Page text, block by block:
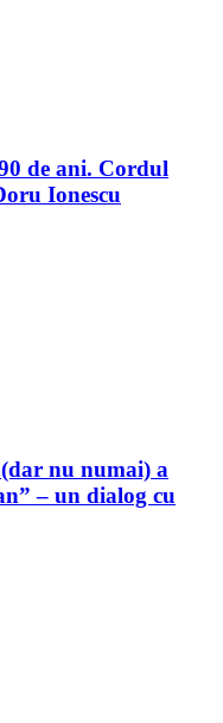
de ani. Cordul
Ionescu
nu numai) a
– un dialog cu